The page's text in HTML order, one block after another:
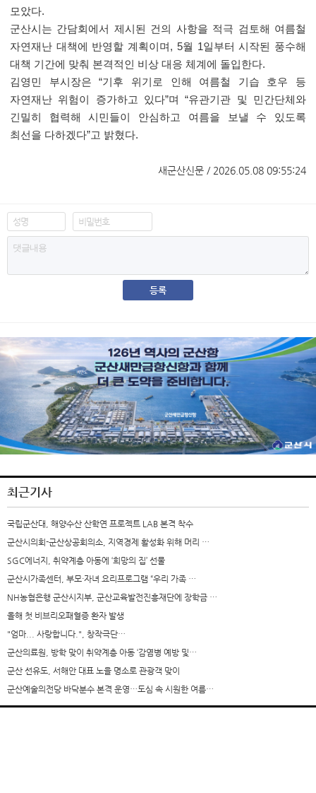
모았다.
군산시는 간담회에서 제시된 건의 사항을 적극 검토해 여름철
자연재난 대책에 반영할 계획이며 , 5월 1일부터 시작된 풍수해
대책 기간에 맞춰 본격적인 비상 대응 체계에 돌입한다.
김영민 부시장은“기후 위기로 인해 여름철 기습 호우 등
자연재난 위험이 증가하고 있다”며“유관기관 및 민간단체와
긴밀히 협력해 시민들이 안심하고 여름을 보낼 수 있도록
최선을 다하겠다”고 밝혔다.
새군산신문 / 2026.05.08 09:55:24
최근기사
국립군산대, 해양수산 산학연 프로젝트 LAB 본격 착수
군산시의회-군산상공회의소, 지역경제 활성화 위해 머리 …
SGC에너지, 취약계층 아동에 ‘희망의 집’ 선물
군산시가족센터, 부모·자녀 요리프로그램 “우리 가족 …
NH농협은행 군산시지부, 군산교육발전진흥재단에 장학금 …
올해 첫 비브리오패혈증 환자 발생
"엄마... 사랑합니다.", 창작극단…
군산의료원, 방학 맞이 취약계층 아동 ‘감염병 예방 및…
군산 선유도, 서해안 대표 노을 명소로 관광객 맞이
군산예술의전당 바닥분수 본격 운영…도심 속 시원한 여름…